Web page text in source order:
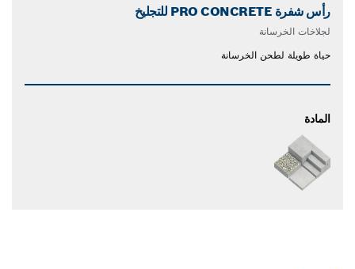
رأس شفرة PRO CONCRETE للتجليخ
لجلاخات الخرسانة
حياة طويلة لطحن الخرسانة
المادة